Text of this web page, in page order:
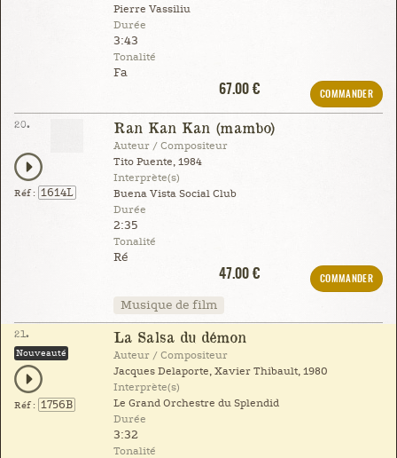
Pierre Vassiliu
Durée
3:43
Tonalité
Fa
67.00 €
COMMANDER
20.
Réf : 1614L
Ran Kan Kan (mambo)
Auteur / Compositeur
Tito Puente, 1984
Interprète(s)
Buena Vista Social Club
Durée
2:35
Tonalité
Ré
47.00 €
COMMANDER
Musique de film
21.
Nouveauté
Réf : 1756B
La Salsa du démon
Auteur / Compositeur
Jacques Delaporte, Xavier Thibault, 1980
Interprète(s)
Le Grand Orchestre du Splendid
Durée
3:32
Tonalité